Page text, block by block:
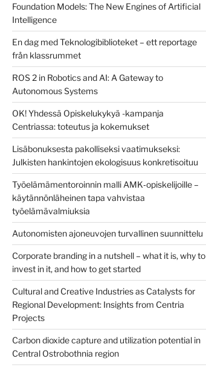
Foundation Models: The New Engines of Artificial
Intelligence
En dag med Teknologibiblioteket – ett reportage
från klassrummet
ROS 2 in Robotics and AI: A Gateway to
Autonomous Systems
OK! Yhdessä Opiskelukykyä -kampanja
Centriassa: toteutus ja kokemukset
Lisäbonuksesta pakolliseksi vaatimukseksi:
Julkisten hankintojen ekologisuus konkretisoituu
Työelämämentoroinnin malli AMK‑opiskelijoille –
käytännönläheinen tapa vahvistaa
työelämävalmiuksia
Autonomisten ajoneuvojen turvallinen suunnittelu
Corporate branding in a nutshell – what it is, why to
invest in it, and how to get started
Cultural and Creative Industries as Catalysts for
Regional Development: Insights from Centria
Projects
Carbon dioxide capture and utilization potential in
Central Ostrobothnia region